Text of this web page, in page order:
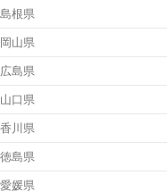
島根県
岡山県
広島県
山口県
香川県
徳島県
愛媛県